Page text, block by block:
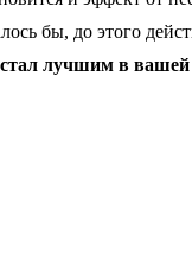
бы, до этого
лучшим в вашей